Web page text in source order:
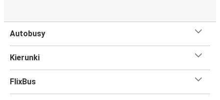
Autobusy
Kierunki
FlixBus